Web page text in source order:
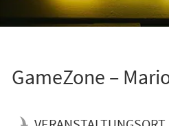
GameZone –